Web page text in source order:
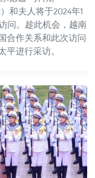
）和夫人将于2024年1
问。趁此机会，越南
合作关系和此次访问
平进行采访。